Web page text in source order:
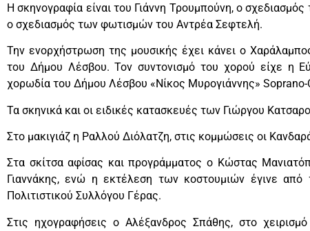
Η σκηνογραφία είναι του Γιάννη Τρουμπούνη, ο
ο σχεδιασμός των φωτισμών του Αντρέα Σεφτελή.
Την ενορχήστρωση της μουσικής έχει κάνει ο
του Δήμου Λέσβου. Τον συντονισμό του χορού είχε η
χορωδία του Δήμου Λέσβου «Νίκος Μυρογιάννης»
Τα σκηνικά και οι ειδικές κατασκευές των Γιώργου
Στο μακιγιάζ η Ραλλού Διόλατζη, στις κομμώσεις οι
Στα σκίτσα αφίσας και προγράμματος ο Κώστας
Γιαννάκης, ενώ η εκτέλεση των κοστουμιών έγινε
Πολιτιστικού Συλλόγου Γέρας.
Στις ηχογραφήσεις ο Αλέξανδρος Σπάθης, στο